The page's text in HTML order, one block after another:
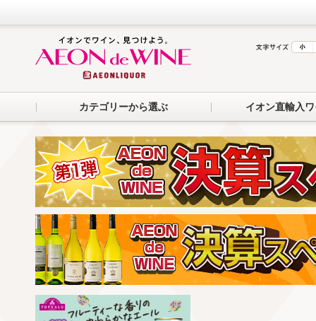
カテゴリーから選ぶ イオン直輸入